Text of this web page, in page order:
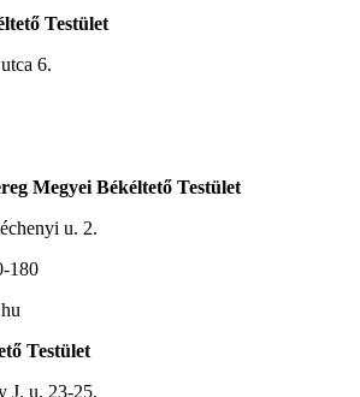
Testület
6.
Megyei Békéltető Testület
u. 2.
180
Testület
J. u. 23-25.